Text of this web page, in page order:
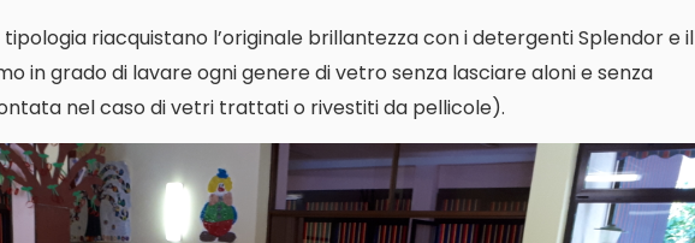
riacquistano l’originale brillantezza con i detergenti Splendor e il
in grado di lavare ogni genere di vetro senza lasciare aloni e senza
nel caso di vetri trattati o rivestiti da pellicole).